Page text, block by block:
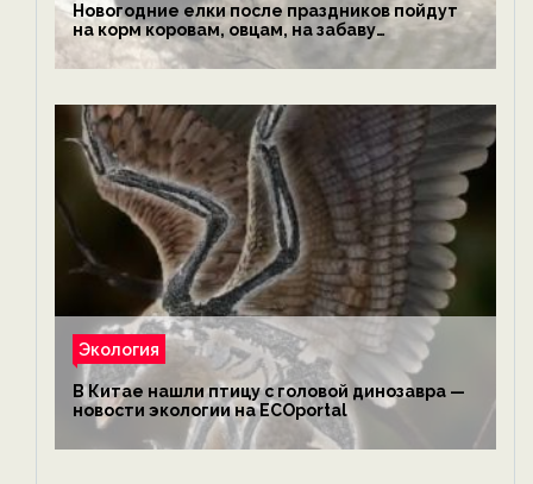
Новогодние елки после праздников пойдут
на корм коровам, овцам, на забаву
обезьянам, львам и леопардам — новости
экологии на ECOportal
Экология
В Китае нашли птицу с головой динозавра —
новости экологии на ECOportal